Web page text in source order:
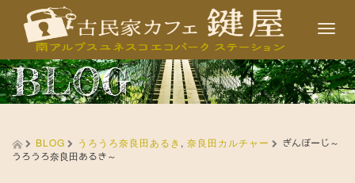
T
o
g
g
e
BLOG
BLOG うろうろ奈良田あるき , 奈良田カルチャー
ぎんぼーじ～
うろうろ奈良田あるき～